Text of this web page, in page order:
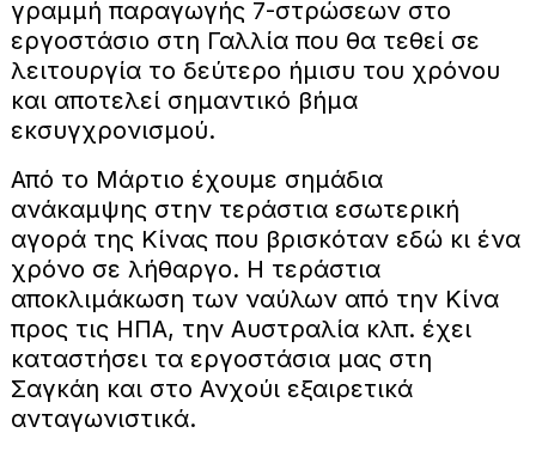
γραμμή παραγωγής 7-στρώσεων στο
εργοστάσιο στη Γαλλία που θα τεθεί σε
λειτουργία το δεύτερο ήμισυ του χρόνου
και αποτελεί σημαντικό βήμα
εκσυγχρονισμού.
Από το Μάρτιο έχουμε σημάδια
ανάκαμψης στην τεράστια εσωτερική
αγορά της Κίνας που βρισκόταν εδώ κι ένα
χρόνο σε λήθαργο. Η τεράστια
αποκλιμάκωση των ναύλων από την Κίνα
προς τις ΗΠΑ, την Αυστραλία κλπ. έχει
καταστήσει τα εργοστάσια μας στη
Σαγκάη και στο Ανχούι εξαιρετικά
ανταγωνιστικά.